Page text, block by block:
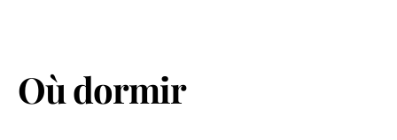
Où dormir